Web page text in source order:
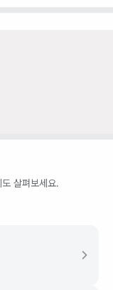
살펴보세요.